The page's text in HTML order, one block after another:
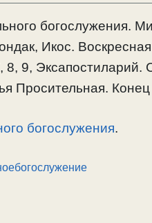
богослужения.
Икос.
8, 9,
Просительная.
богослужения.